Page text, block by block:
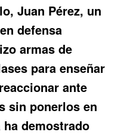
Juan Pérez, un
defensa
armas de
para enseñar
ante
sin ponerlos en
demostrado